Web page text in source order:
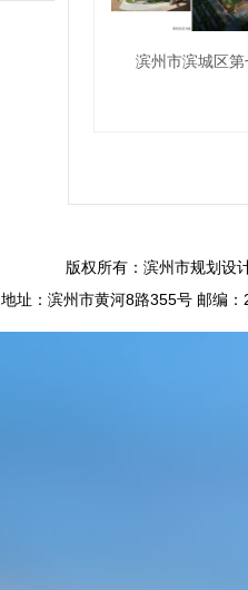
版权所有：滨州市规划设
地址：滨州市黄河8路355号 邮编
滨州市滨城区第